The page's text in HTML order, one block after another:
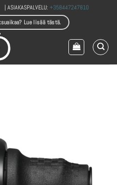
| ASIAKASPALVELU:+358447247810
Lue lisää tästä.